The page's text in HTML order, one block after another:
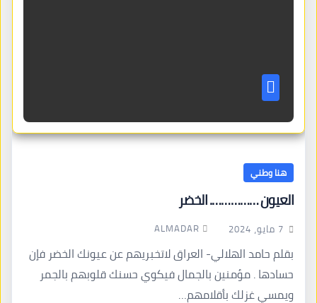
هنا وطني
العيون ……………. الخضر
7 مايو، 2024 ALMADAR
بقلم حامد الهلالي- العراق لاتخبريهم عن عيونك الخضر فإن
حسادها . مؤمنين بالجمال فيكوي حسنك قلوبهم بالجمر
ويمسي غزلك بأقلامهم…